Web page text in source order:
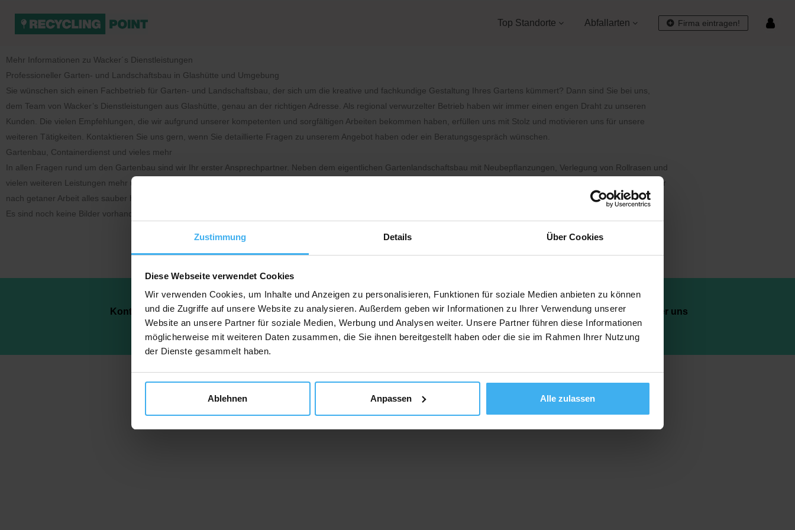
Zustimmung Details Über Cookies
Diese Webseite verwendet Cookies
Wir verwenden Cookies, um Inhalte und Anzeigen zu personalisieren, Funktionen für soziale Medien anbieten zu können
und die Zugriffe auf unsere Website zu analysieren. Außerdem geben wir Informationen zu Ihrer Verwendung unserer
Website an unsere Partner für soziale Medien, Werbung und Analysen weiter. Unsere Partner führen diese Informationen
möglicherweise mit weiteren Daten zusammen, die Sie ihnen bereitgestellt haben oder die sie im Rahmen Ihrer Nutzung
der Dienste gesammelt haben.
Ablehnen Anpassen Alle zulassen
Firma eintragen!
Top Standorte Abfallarten
Mehr Informationen zu Wacker´s Dienstleistungen
Professioneller Garten- und Landschaftsbau in Glashütte und Umgebung
Sie wünschen sich einen Fachbetrieb für Garten- und Landschaftsbau, der sich um die kreative und fachkundige Gestaltung Ihres Gartens kümmert? Dann sind Sie bei uns,
dem Team von Wacker’s Dienstleistungen aus Glashütte, genau an der richtigen Adresse. Als regional verwurzelter Betrieb haben wir immer einen engen Draht zu unseren
Kunden. Die vielen Empfehlungen, die wir aufgrund unserer kompetenten und sorgfältigen Arbeiten bekommen haben, erfüllen uns mit Stolz und motivieren uns für unsere
weiteren Tätigkeiten. Kontaktieren Sie uns gern, wenn Sie detaillierte Fragen zu unserem Angebot haben oder ein Beratungsgespräch wünschen.
Gartenbau, Containerdienst und vieles mehr
In allen Fragen rund um den Gartenbau sind wir Ihr erster Ansprechpartner. Neben dem eigentlichen Gartenlandschaftsbau mit Neubepflanzungen, Verlegung von Rollrasen und
vielen weiteren Leistungen mehr übernehmen wir auch Pflasterarbeiten und Baggerarbeiten. Mit unserem Containerdienst sorgen wir dafür, dass kein Unrat liegen bleibt und wir
nach getaner Arbeit alles sauber hinterlassen. Rufen Sie uns heute noch an, wir freuen uns auf Ihr Anliegen!
Es sind noch keine Bilder vorhanden.
Kontakt Datenschutz Impressum FAQ Über uns
Copyright © 2023 Recyclingpoint